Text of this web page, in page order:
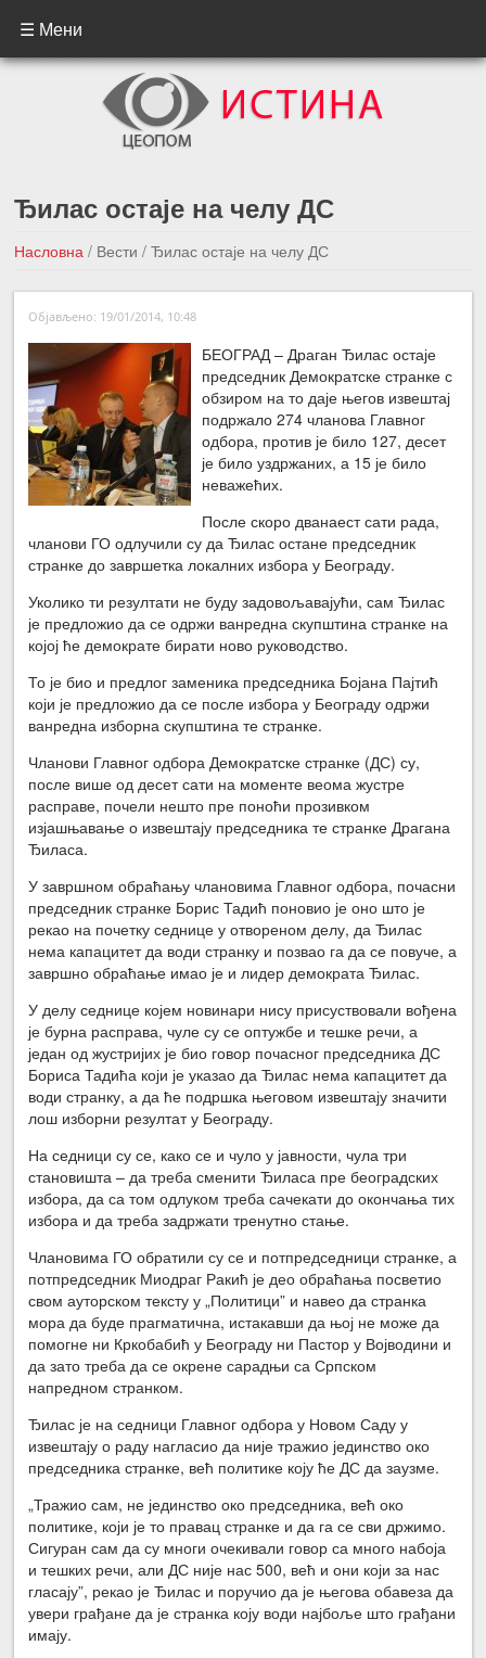
☰ Мени
Ђилас остаје на челу ДС
Насловна / Вести/ Ђилас остаје на челу ДС
←Претходна вест
Следећа вест →
Објављено: 19/01/2014, 10:48
БЕОГРАД – Драган Ђилас остаје
председник Демократске странке с
обзиром на то даје његов извештај
подржало 274 чланова Главног
одбора, против је било 127, десет
је било уздржаних, а 15 је било
неважећих.
После скоро дванаест сати рада,
чланови ГО одлучили су да Ђилас остане председник
странке до завршетка локалних избора у Београду.
Уколико ти резултати не буду задовољавајући, сам Ђилас
је предложио да се одржи ванредна скупштина странке на
којој ће демократе бирати ново руководство.
То је био и предлог заменика председника Бојана Пајтић
који је предложио да се после избора у Београду одржи
ванредна изборна скупштина те странке.
Чланови Главног одбора Демократске странке (ДС) су,
после више од десет сати на моменте веома жустре
расправе, почели нешто пре поноћи прозивком
изјашњавање о извештају председника те странке Драгана
Ђиласа.
У завршном обраћању члановима Главног одбора, почасни
председник странке Борис Тадић поновио је оно што је
рекао на почетку седнице у отвореном делу, да Ђилас
нема капацитет да води странку и позвао га да се повуче, а
завршно обраћање имао је и лидер демократа Ђилас.
У делу седнице којем новинари нису присуствовали вођена
је бурна расправа, чуле су се оптужбе и тешке речи, а
један од жустријих је био говор почасног председника ДС
Бориса Тадића који је указао да Ђилас нема капацитет да
води странку, а да ће подршка његовом извештају значити
лош изборни резултат у Београду.
На седници су се, како се и чуло у јавности, чула три
становишта – да треба сменити Ђиласа пре београдских
избора, да са том одлуком треба сачекати до окончања тих
избора и да треба задржати тренутно стање.
Члановима ГО обратили су се и потпредседници странке, а
потпредседник Миодраг Ракић је део обраћања посветио
свом ауторском тексту у „Политици” и навео да странка
мора да буде прагматична, истакавши да њој не може да
помогне ни Кркобабић у Београду ни Пастор у Војводини и
да зато треба да се окрене сарадњи са Српском
напредном странком.
Ђилас је на седници Главног одбора у Новом Саду у
извештају о раду нагласио да није тражио јединство око
председника странке, већ политике коју ће ДС да заузме.
„Тражио сам, не јединство око председника, већ око
политике, који је то правац странке и да га се сви држимо.
Сигуран сам да су многи очекивали говор са много набоја
и тешких речи, али ДС није нас 500, већ и они који за нас
гласају”, рекао је Ђилас и поручио да је његова обавеза да
увери грађане да је странка коју води најбоље што грађани
имају.